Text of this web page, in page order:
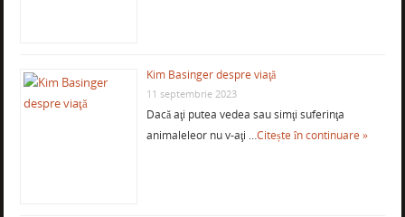
Kim Basinger despre viaţă
11 septembrie 2023
Dacă aţi putea vedea sau simţi suferinţa
animaleleor nu v-aţi …Citește în continuare »